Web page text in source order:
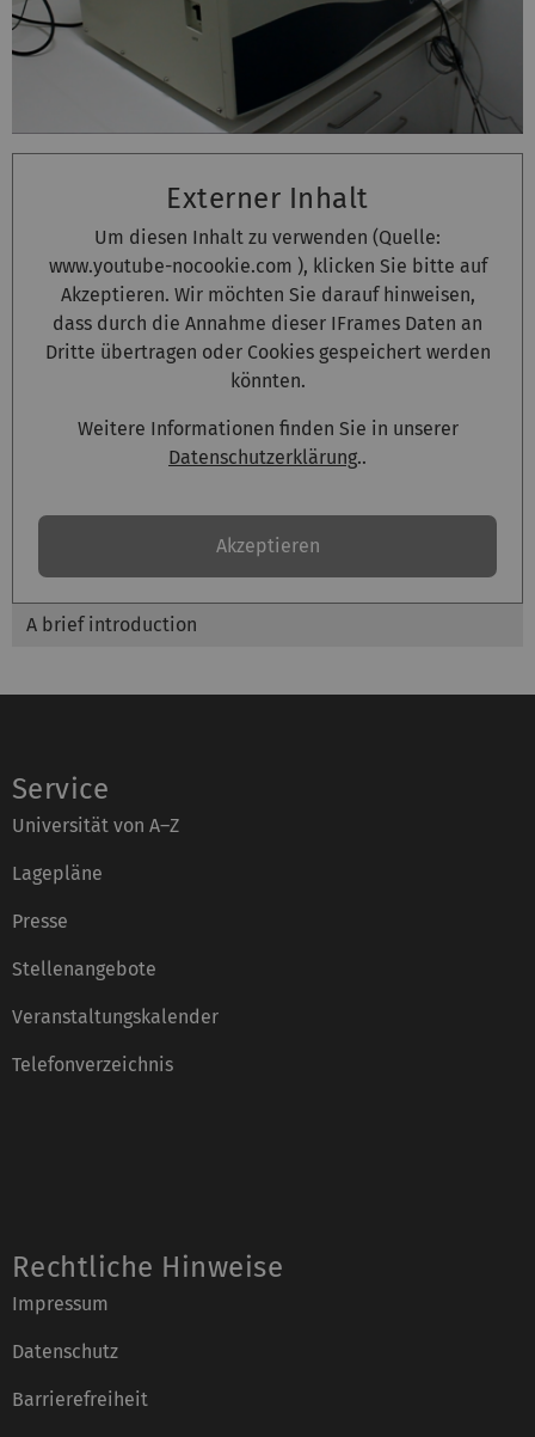
Externer Inhalt
Um diesen Inhalt zu verwenden (Quelle:
www.youtube-nocookie.com ), klicken Sie bitte auf
Akzeptieren. Wir möchten Sie darauf hinweisen,
dass durch die Annahme dieser IFrames Daten an
Dritte übertragen oder Cookies gespeichert werden
könnten.
Weitere Informationen finden Sie in unserer
Datenschutzerklärung..
Akzeptieren
A brief introduction
Service
Universität von A–Z
Lagepläne
Presse
Stellenangebote
Veranstaltungskalender
Telefonverzeichnis
Rechtliche Hinweise
Impressum
Datenschutz
Barrierefreiheit